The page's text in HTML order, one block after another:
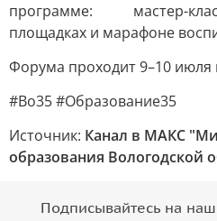
программе: мастер-
площадках и марафоне
Форума проходит 9–10 июля
#Во35 #Образование35
Источник: Канал в МАКС
образования Вологодской
Подписывайтесь на